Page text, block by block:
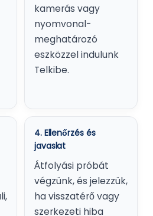
kamerás vagy
nyomvonal-
meghatározó
eszközzel indulunk
Telkibe.
4. Ellenőrzés és
javaslat
Átfolyási próbát
végzünk, és jelezzük,
ha visszatérő vagy
szerkezeti hiba